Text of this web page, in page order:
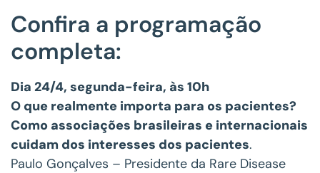
Confira a programação
completa:
Dia 24/4, segunda-feira, às 10h
O que realmente importa para os pacientes?
Como associações brasileiras e internacionais
cuidam dos interesses dos pacientes.
Paulo Gonçalves – Presidente da Rare Disease